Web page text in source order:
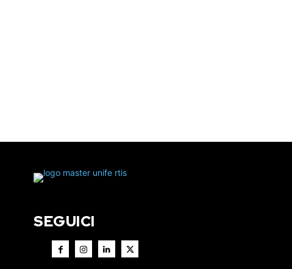
SEGUICI